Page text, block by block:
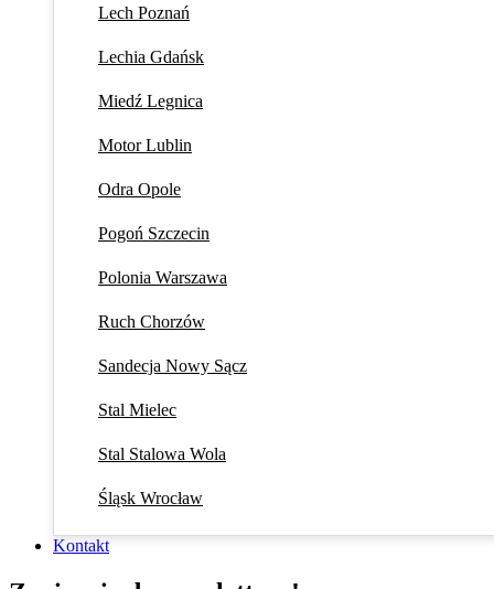
Lech Poznań
Lechia Gdańsk
Miedź Legnica
Motor Lublin
Odra Opole
Pogoń Szczecin
Polonia Warszawa
Ruch Chorzów
Sandecja Nowy Sącz
Stal Mielec
Stal Stalowa Wola
Śląsk Wrocław
Kontakt